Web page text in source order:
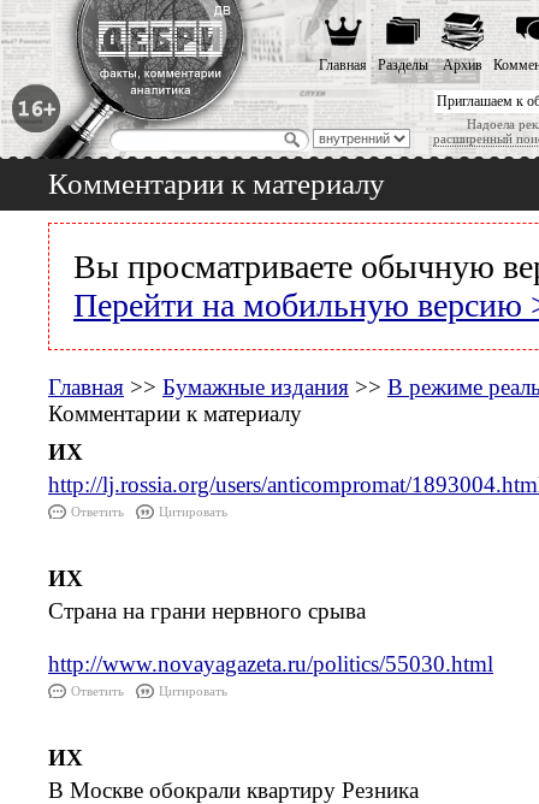
Приглашаем к
Надоела
расширенный
Главная Разделы Архив
Комментарии к материалу
Вы просматриваете обычную
Перейти на мобильную версию
Главная >> Бумажные издания >> В режиме
Комментарии к материалу
ИХ
http://lj.rossia.org/users/anticompromat/
Ответить Цитировать
ИХ
Страна на грани нервного срыва
http://www.novayagazeta.ru/politics/55030.html
Ответить Цитировать
ИХ
В Москве обокрали квартиру Резника